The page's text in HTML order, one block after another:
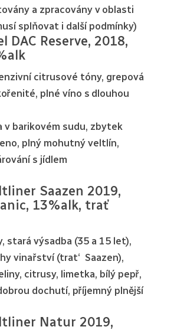
a zpracovány v oblasti
splňovat i další podmínky)
DAC Reserve, 2018,
citrusové tóny, grepová
plné víno s dlouhou
v barikovém sudu, zbytek
plný mohutný veltlín,
s jídlem
Saazen 2019,
13%alk, trať
stará výsadba (35 a 15 let),
vinařství (trat‘ Saazen),
citrusy, limetka, bílý pepř,
dochutí, příjemný plnější
Natur 2019,